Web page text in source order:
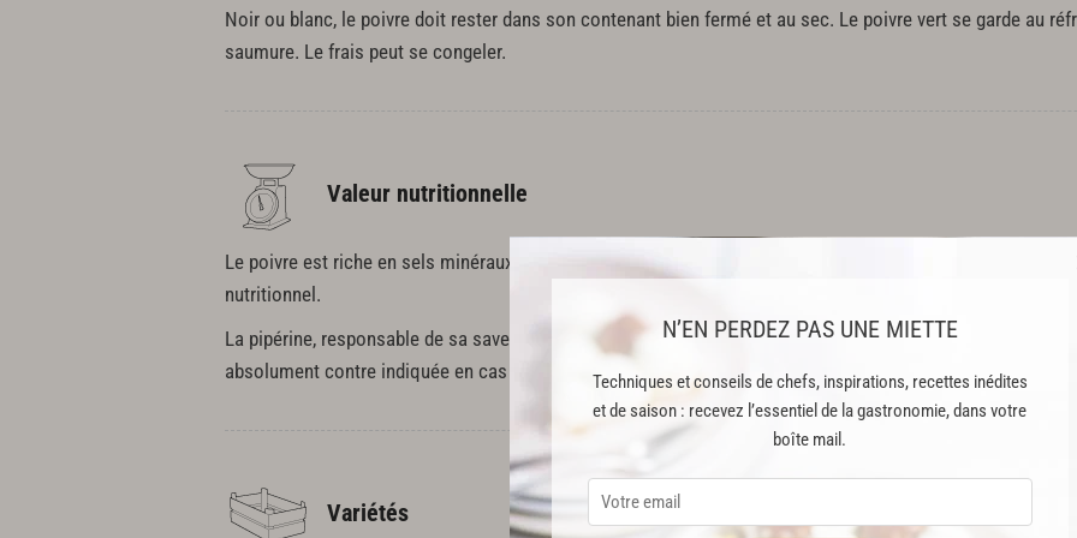
N’EN PERDEZ PAS UNE MIETTE
Techniques et conseils de chefs, inspirations, recettes inédites
et de saison : recevez l’essentiel de la gastronomie, dans votre
boîte mail.
Noir ou blanc, le poivre doit rester dans son contenant bien fermé et au sec. Le poivre vert se garde au
saumure. Le frais peut se congeler.
Valeur nutritionnelle
Le poivre est riche en sels minéraux et en vitamines mais les quantités utilisées sont tellement faibles
nutritionnel.
La pipérine, responsable de sa saveur piquante peut stimuler l'appétit et favoriser la digestion. Mais elle
absolument contre indiquée en cas d'ulcère de l'estomac.
Variétés